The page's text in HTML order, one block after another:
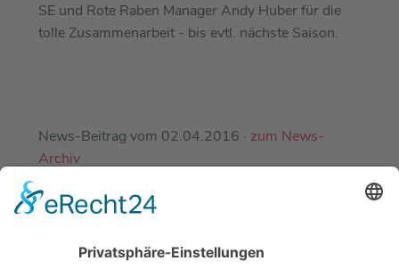
SE und Rote Raben Manager Andy Huber für die
tolle Zusammenarbeit - bis evtl. nächste Saison.
News-Beitrag vom 02.04.2016 · zum News-
Archiv